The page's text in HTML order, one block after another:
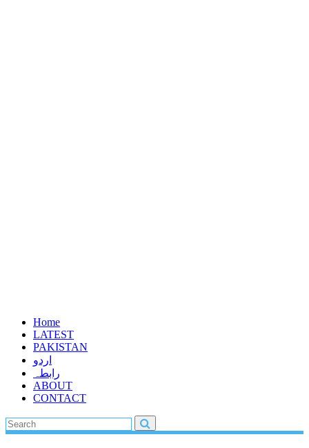
Home
LATEST
PAKISTAN
اردو
رابطہ
ABOUT
CONTACT